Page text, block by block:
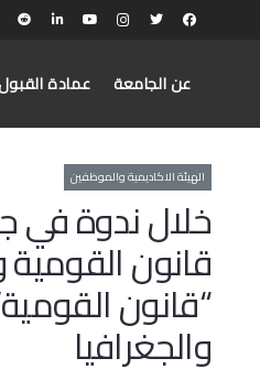
عن الجامعة عمادة
الهيئة الاكاديمية والموظفين
خلال ندوة في
قانون
“قانون
والجغرافيا